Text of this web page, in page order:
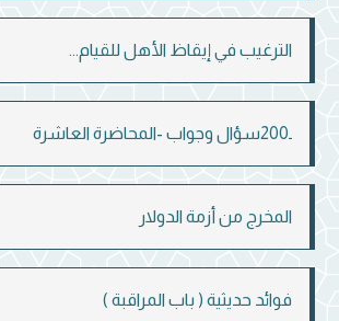
الترغيب في إيقاظ الأهل للقيام...
ـ200سؤال وجواب -المحاضرة العاشرة
المخرج من أزمة الدولار
فوائد حديثية ( باب المراقبة )